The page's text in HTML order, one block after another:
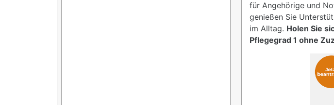
für Angehörige und
genießen Sie
im Alltag. Holen Sie
Pflegegrad 1 ohne